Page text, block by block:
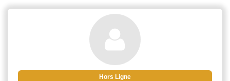
Corse du Sud, surplombant le fleuve et à
moins de 400 m de la plage, la Résidence
Capu Seninu propose 20 appartements du
studio au T3, entièrement rénovés en 2015.
Hors Ligne